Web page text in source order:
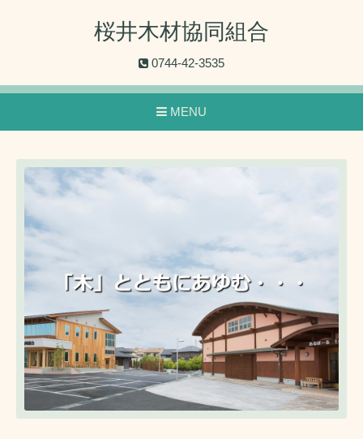
桜井木材協同組合
0744-42-3535
MENU